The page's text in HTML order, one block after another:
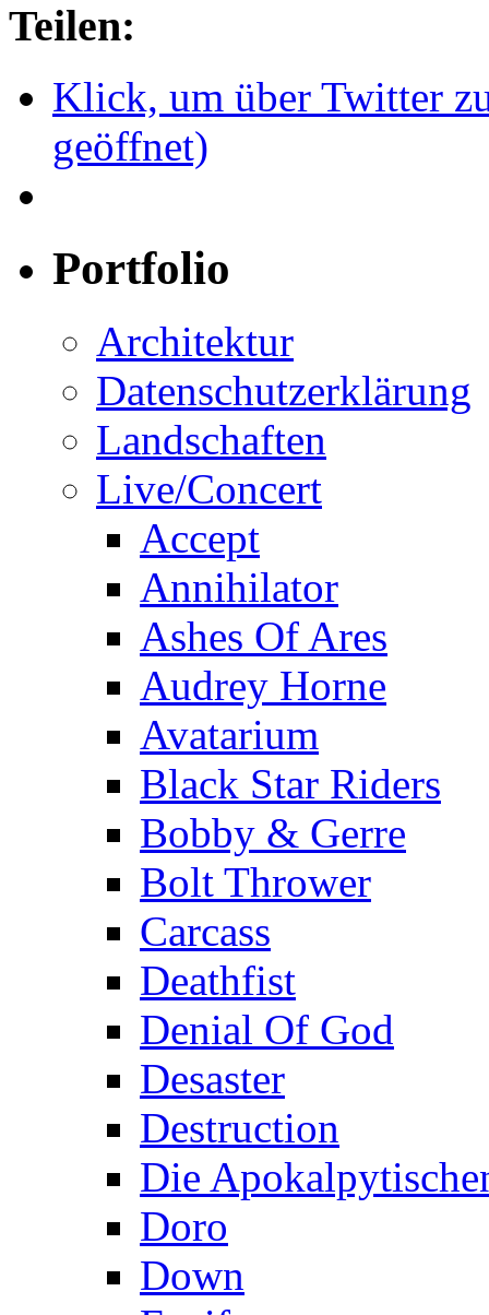
Teilen:
Klick, um über Twitter
geöffnet)
Portfolio
Architektur
Datenschutzerklärung
Landschaften
Live/Concert
Accept
Annihilator
Ashes Of Ares
Audrey Horne
Avatarium
Black Star Riders
Bobby & Gerre
Bolt Thrower
Carcass
Deathfist
Denial Of God
Desaster
Destruction
Die
Doro
Down